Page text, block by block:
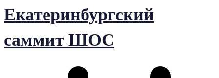
Екатеринбургский
саммит ШОС